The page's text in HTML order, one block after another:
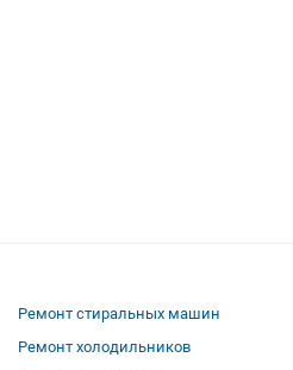
Ремонт стиральных машин
Ремонт холодильников